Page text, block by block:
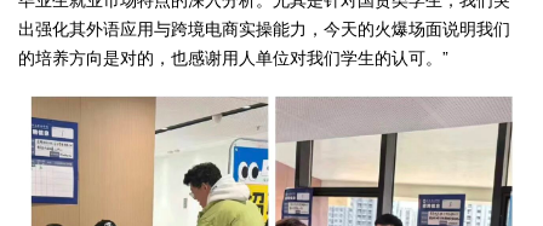
出强化其外语应用与跨境电商实操能力，今天的火爆场面说明我们
的培养方向是对的，也感谢用人单位对我们学生的认可。”